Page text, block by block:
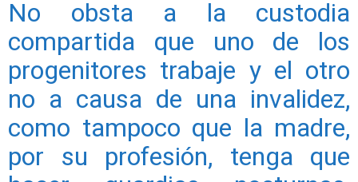
No obsta a la custodia
compartida que uno de los
progenitores trabaje y el otro
no a causa de una invalidez,
como tampoco que la madre,
por su profesión, tenga que